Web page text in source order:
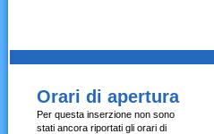
Orari di apertura
Per questa inserzione non sono
stati ancora riportati gli orari di